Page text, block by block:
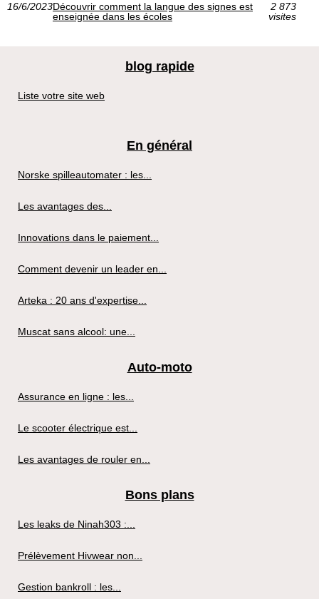
16/6/2023Découvrir comment la langue des signes est
enseignée dans les écoles
2 873
visites
blog rapide
Liste votre site web
En général
Norske spilleautomater : les...
Les avantages des...
Innovations dans le paiement...
Comment devenir un leader en...
Arteka : 20 ans d'expertise...
Muscat sans alcool: une...
Auto-moto
Assurance en ligne : les...
Le scooter électrique est...
Les avantages de rouler en...
Bons plans
Les leaks de Ninah303 :...
Prélèvement Hivwear non...
Gestion bankroll : les...